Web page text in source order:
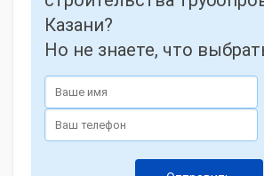
Казани?
Но не знаете, что